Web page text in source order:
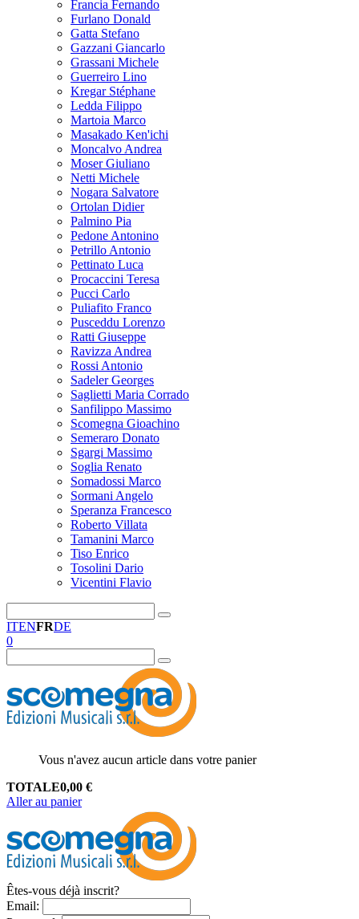
Francia Fernando
Furlano Donald
Gatta Stefano
Gazzani Giancarlo
Grassani Michele
Guerreiro Lino
Kregar Stéphane
Ledda Filippo
Martoia Marco
Masakado Ken'ichi
Moncalvo Andrea
Moser Giuliano
Netti Michele
Nogara Salvatore
Ortolan Didier
Palmino Pia
Pedone Antonino
Petrillo Antonio
Pettinato Luca
Procaccini Teresa
Pucci Carlo
Puliafito Franco
Pusceddu Lorenzo
Ratti Giuseppe
Ravizza Andrea
Rossi Antonio
Sadeler Georges
Saglietti Maria Corrado
Sanfilippo Massimo
Scomegna Gioachino
Semeraro Donato
Sgargi Massimo
Soglia Renato
Somadossi Marco
Sormani Angelo
Speranza Francesco
Roberto Villata
Tamanini Marco
Tiso Enrico
Tosolini Dario
Vicentini Flavio
ITENFRDE
0
Vous n'avez aucun article dans votre panier
TOTALE0,00 €
Aller au panier
Êtes-vous déjà inscrit?
Email: